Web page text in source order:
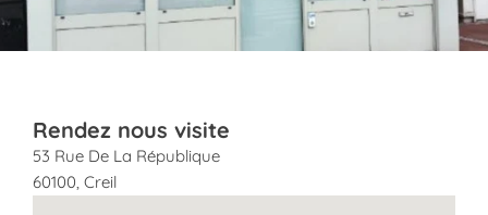
Rendez nous visite
53 Rue De La République
60100, Creil